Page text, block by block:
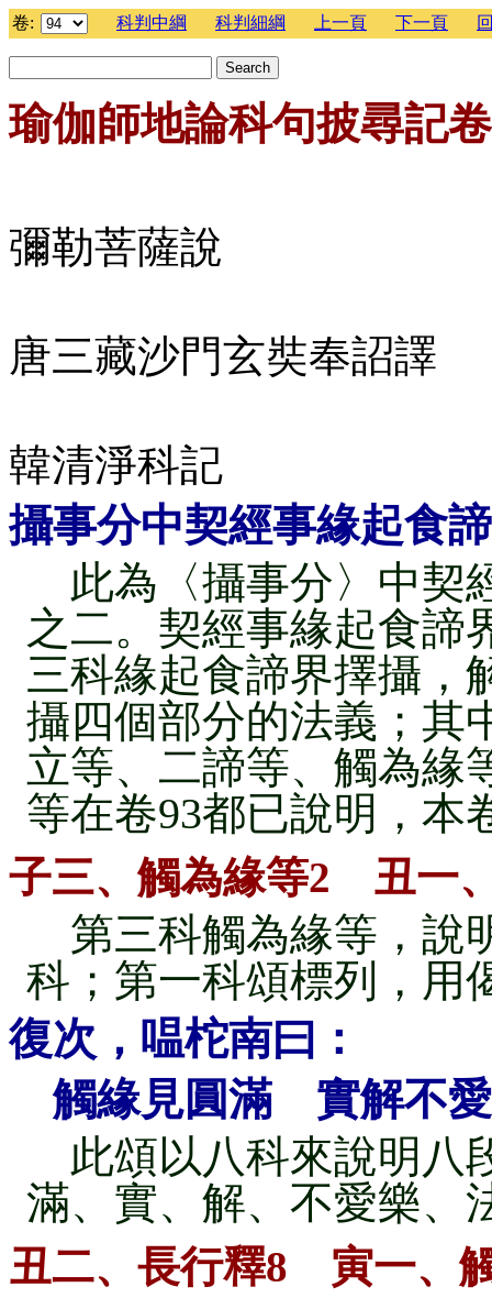
卷: 科判中綱 科判細綱 上一頁 下一頁
瑜伽師地論科句披尋記
彌勒菩薩說
唐三藏沙門玄奘奉詔譯
韓清淨科記
攝事分中契經事緣起食
此為〈攝事分〉中契
之二。契經事緣起食諦
三科緣起食諦界擇攝，
攝四個部分的法義；其
立等、二諦等、觸為緣
等在卷93都已說明，本
子三、觸為緣等2 丑一
第三科觸為緣等，說
科；第一科頌標列，用
復次，嗢柁南曰：
觸緣見圓滿 實解不
此頌以八科來說明八
滿、實、解、不愛樂、
丑二、長行釋8 寅一、